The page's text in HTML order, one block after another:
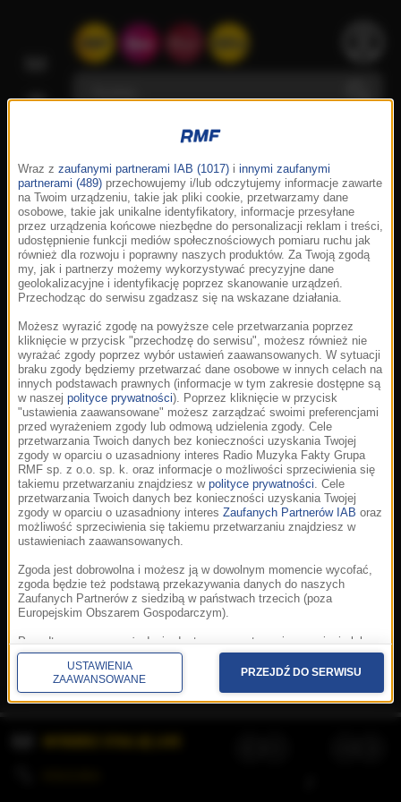
Korzystanie z portalu oznacza akceptację
Prywatność.Aplikacje.© 2026 Radio Muzyka
Fakty Grupa RMF sp. z o.o. sp. k.
Wraz z zaufanymi partnerami IAB (1017) i innymi zaufanymi
partnerami (489) przechowujemy i/lub odczytujemy informacje zawarte
na Twoim urządzeniu, takie jak pliki cookie, przetwarzamy dane
osobowe, takie jak unikalne identyfikatory, informacje przesyłane
przez urządzenia końcowe niezbędne do personalizacji reklam i treści,
udostępnienie funkcji mediów społecznościowych pomiaru ruchu jak
również dla rozwoju i poprawny naszych produktów. Za Twoją zgodą
my, jak i partnerzy możemy wykorzystywać precyzyjne dane
geolokalizacyjne i identyfikację poprzez skanowanie urządzeń.
Przechodząc do serwisu zgadzasz się na wskazane działania.
Możesz wyrazić zgodę na powyższe cele przetwarzania poprzez
kliknięcie w przycisk "przechodzę do serwisu", możesz również nie
wyrażać zgody poprzez wybór ustawień zaawansowanych. W sytuacji
braku zgody będziemy przetwarzać dane osobowe w innych celach na
innych podstawach prawnych (informacje w tym zakresie dostępne są
w naszej polityce prywatności). Poprzez kliknięcie w przycisk
"ustawienia zaawansowane" możesz zarządzać swoimi preferencjami
przed wyrażeniem zgody lub odmową udzielenia zgody. Cele
przetwarzania Twoich danych bez konieczności uzyskania Twojej
zgody w oparciu o uzasadniony interes Radio Muzyka Fakty Grupa
RMF sp. z o.o. sp. k. oraz informacje o możliwości sprzeciwienia się
takiemu przetwarzaniu znajdziesz w polityce prywatności. Cele
przetwarzania Twoich danych bez konieczności uzyskania Twojej
zgody w oparciu o uzasadniony interes Zaufanych Partnerów IAB oraz
możliwość sprzeciwienia się takiemu przetwarzaniu znajdziesz w
ustawieniach zaawansowanych.
Zgoda jest dobrowolna i możesz ją w dowolnym momencie wycofać,
zgoda będzie też podstawą przekazywania danych do naszych
Zaufanych Partnerów z siedzibą w państwach trzecich (poza
Europejskim Obszarem Gospodarczym).
Ponadto masz prawo żądania dostępu, sprostowania, usunięcia lub
ograniczenia przetwarzania danych, a także złożenia skargi do
Prezesa Urzędu Ochrony Danych Osobowych. W polityce prywatności
znajdziesz informacje jak wykonać swoje prawa. Szczegółowe
informacje na temat przetwarzania Twoich danych znajdują się w
USTAWIENIA
ZAAWANSOWANE
PRZEJDŹ DO SERWISU